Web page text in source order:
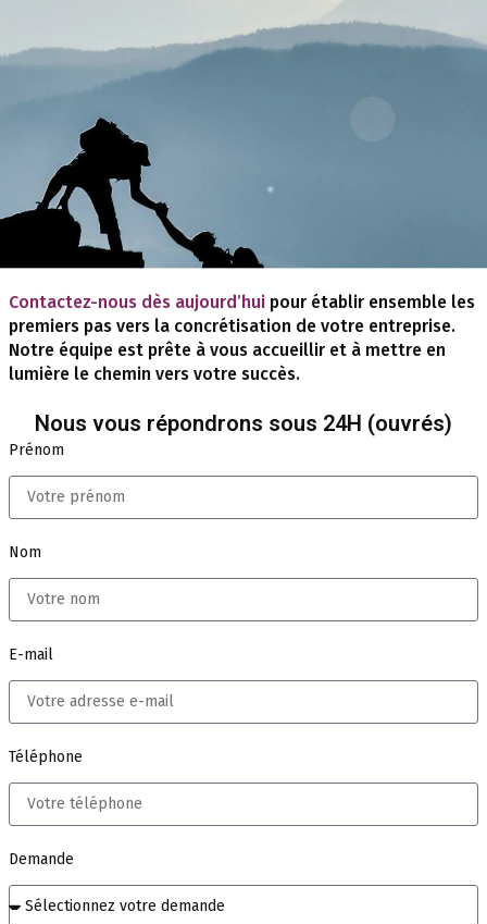
Contactez-nous dès aujourd’hui pour établir ensemble les
premiers pas vers la concrétisation de votre entreprise.
Notre équipe est prête à vous accueillir et à mettre en
lumière le chemin vers votre succès.
Nous vous répondrons sous 24H (ouvrés)
Prénom
Nom
E-mail
Téléphone
Demande